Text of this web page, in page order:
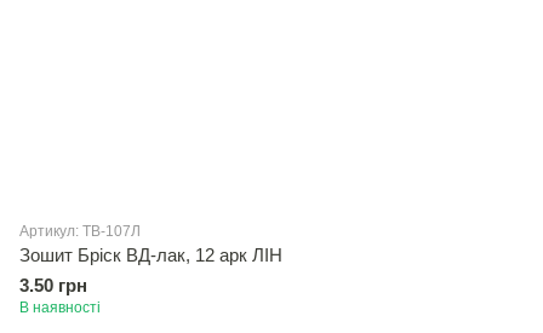
Артикул: ТВ-107Л
Зошит Брiск ВД-лак, 12 арк ЛІН
3.50 грн
В наявності